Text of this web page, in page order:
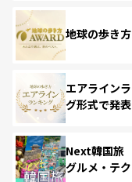
地球の歩き
エアライン
グ形式で発表
Next韓国旅
グルメ・テ